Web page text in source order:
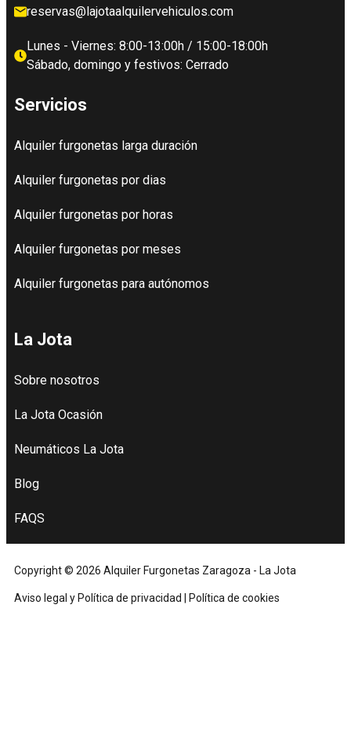
reservas@lajotaalquilervehiculos.com
Lunes - Viernes: 8:00-13:00h / 15:00-18:00h
Sábado, domingo y festivos: Cerrado
Servicios
Alquiler furgonetas larga duración
Alquiler furgonetas por dias
Alquiler furgonetas por horas
Alquiler furgonetas por meses
Alquiler furgonetas para autónomos
La Jota
Sobre nosotros
La Jota Ocasión
Neumáticos La Jota
Blog
FAQS
Copyright © 2026 Alquiler Furgonetas Zaragoza - La Jota
Aviso legal y Política de privacidad Política de cookies